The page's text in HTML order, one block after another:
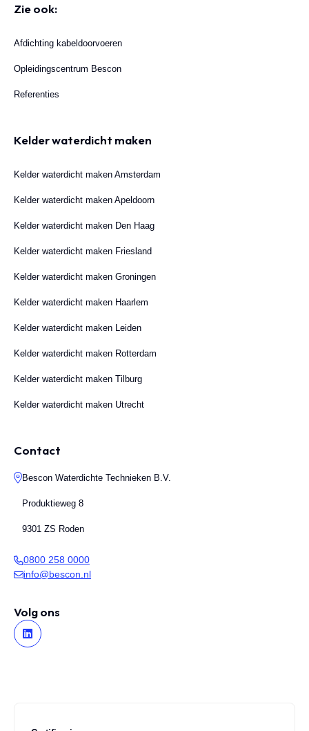
Zie ook:
Afdichting kabeldoorvoeren
Opleidingscentrum Bescon
Referenties
Kelder waterdicht maken
Kelder waterdicht maken Amsterdam
Kelder waterdicht maken Apeldoorn
Kelder waterdicht maken Den Haag
Kelder waterdicht maken Friesland
Kelder waterdicht maken Groningen
Kelder waterdicht maken Haarlem
Kelder waterdicht maken Leiden
Kelder waterdicht maken Rotterdam
Kelder waterdicht maken Tilburg
Kelder waterdicht maken Utrecht
Contact
Bescon Waterdichte Technieken B.V.
Produktieweg 8
9301 ZS Roden
0800 258 0000
info@bescon.nl
Volg ons